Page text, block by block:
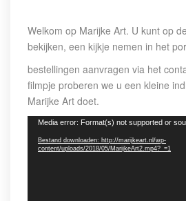
Welkom op Marijke Art. U kunt op
bekijken, een kijkje nemen in het
bestellingen aanvragen via het
filmpje proberen we u een kleine
Marijke Art doet.
Videospeler
Media error: Format(s) not supported or
Bestand downloaden: http://marijkeart.nl/wp-
content/uploads/2018/05/MarijkeArt2.mp4?_=1